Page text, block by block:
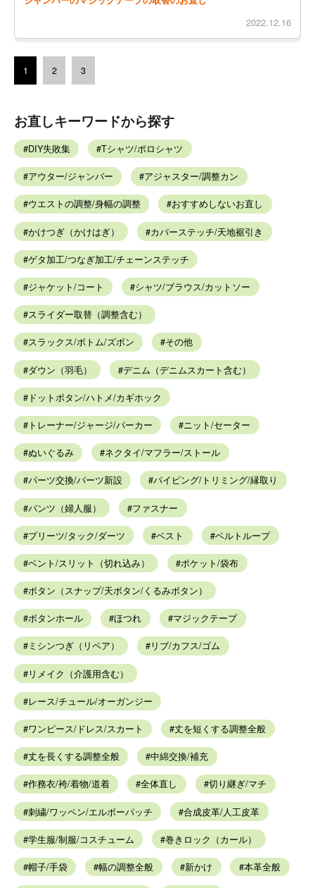
2022.12.16
1 2 3
お直しキーワードから探す
DIY失敗集 Tシャツ/ポロシャツ
アウター/ジャンパー アジャスター/調整カン
ウエストの調整/身幅の調整 おすすめしないお直し
かけつぎ（かけはぎ） カバーステッチ/天地裾引き
ゲタ加工/つなぎ加工/チェーンステッチ
ジャケット/コート シャツ/ブラウス/カットソー
スライダー取替（調整含む）
スラックス/ボトム/ズボン その他
ダウン（羽毛） デニム（デニムスカート含む）
ドットボタン/ハトメ/カギホック
トレーナー/ジャージ/パーカー ニット/セーター
ぬいぐるみ ネクタイ/マフラー/ストール
パーツ交換/パーツ新設 パイピング/トリミング/縁取り
パンツ（婦人服） ファスナー
プリーツ/タック/ダーツ ベスト ベルトループ
ベント/スリット（切れ込み） ポケット/袋布
ボタン（スナップ/天ボタン/くるみボタン）
ボタンホール ほつれ マジックテープ
ミシンつぎ（リペア） リブ/カフス/ゴム
リメイク（介護用含む）
レース/チュール/オーガンジー
ワンピース/ドレス/スカート 丈を短くする調整全般
丈を長くする調整全般 中綿交換/補充
作務衣/袴/着物/道着 全体直し 切り継ぎ/マチ
刺繍/ワッペン/エルボーパッチ 合成皮革/人工皮革
学生服/制服/コスチューム 巻きロック（カール）
帽子/手袋 幅の調整全般 新かけ 本革全般